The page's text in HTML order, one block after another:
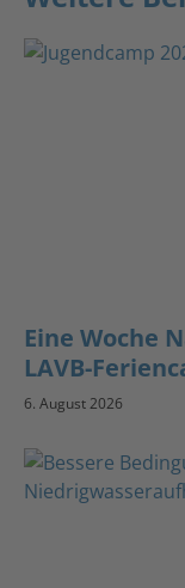
Eine Woche
LAVB-
6. August 2026